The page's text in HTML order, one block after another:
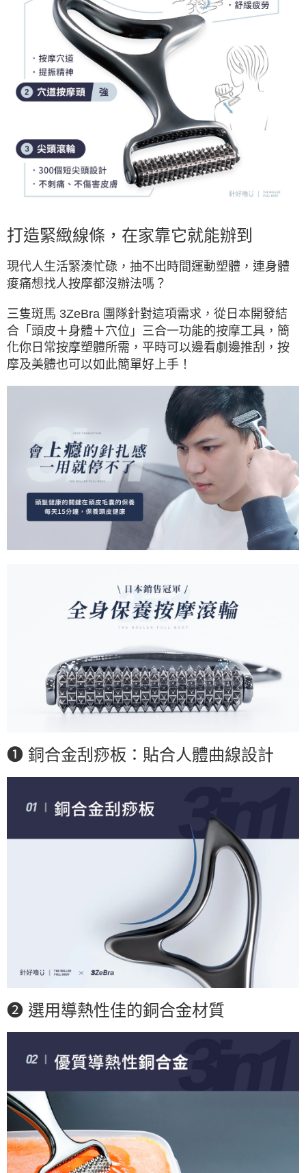
打造緊緻線條，在家靠它就能辦到
現代人生活緊湊忙碌，抽不出時間運動塑體，連身體
痠痛想找人按摩都沒辦法嗎？
三隻斑馬 3ZeBra 團隊針對這項需求，從日本開發結
合「頭皮＋身體＋穴位」三合一功能的按摩工具，簡
化你日常按摩塑體所需，平時可以邊看劇邊推刮，按
摩及美體也可以如此簡單好上手！
❶ 銅合金刮痧板：貼合人體曲線設計
❷ 選用導熱性佳的銅合金材質